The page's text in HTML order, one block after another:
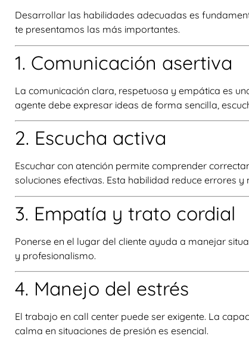
Desarrollar las habilidades adecuadas es
te presentamos las más importantes.
1. Comunicación asertiva
La comunicación clara, respetuosa y empática es
agente debe expresar ideas de forma sencilla,
2. Escucha activa
Escuchar con atención permite comprender
soluciones efectivas. Esta habilidad reduce errores
3. Empatía y trato cordial
Ponerse en el lugar del cliente ayuda a manejar
y profesionalismo.
4. Manejo del estrés
El trabajo en call center puede ser exigente. La
calma en situaciones de presión es esencial.